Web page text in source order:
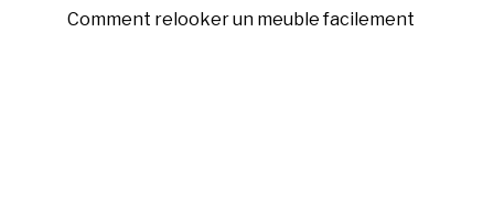
Comment relooker un meuble facilement